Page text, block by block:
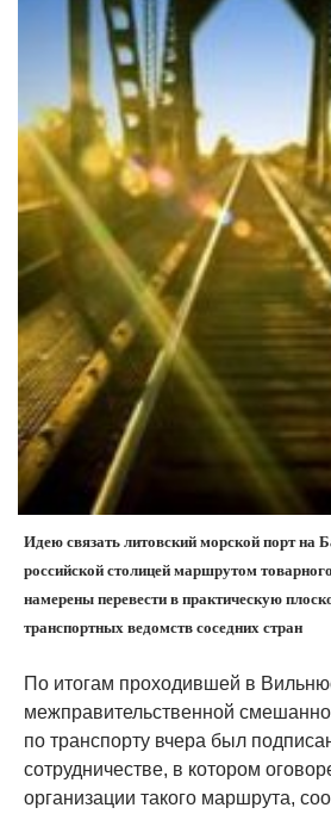
Идею связать литовский морской порт на
российской столицей маршрутом
намерены перевести в практическую
транспортных ведомств соседних стран
По итогам проходившей в
межправительственной
по транспорту вчера был
сотрудничестве, в котором
организации такого маршрута,